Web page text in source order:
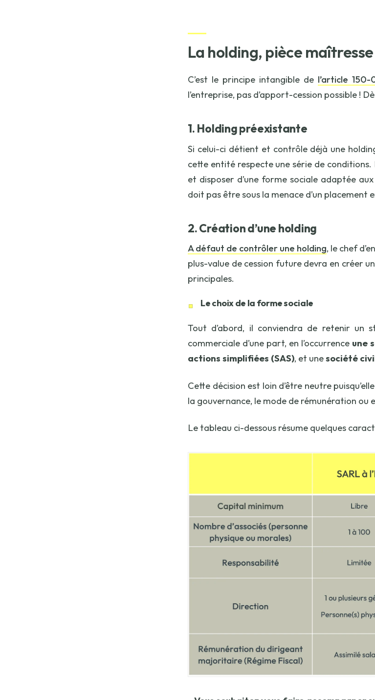
La holding, pièce
C’est le principe intangible de l’article
l’entreprise, pas d’apport-cession possible !
1. Holding préexistante
Si celui-ci détient et contrôle déjà une
cette entité respecte une série de
et disposer d’une forme sociale adaptée
doit pas être sous la menace d’un
2. Création d’une holding
A défaut de contrôler une holding, le chef
plus-value de cession future devra en créer
principales.
Le choix de la forme sociale
Tout d’abord, il conviendra de retenir un
commerciale d’une part, en l’occurrence une
actions simplifiées (SAS), et unesociété
Cette décision est loin d’être neutre
la gouvernance, le mode de rémunération ou
Le tableau ci-dessous résume quelques